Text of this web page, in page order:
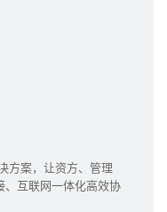
方案，让资方、管理
、互联网一体化高效协